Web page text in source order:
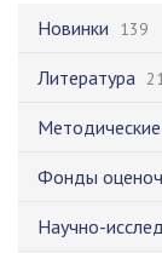
Новинки 139
Литература
Фонды
Научно-